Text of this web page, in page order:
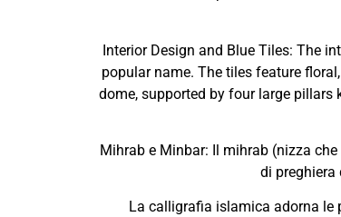
Interior Design and Blue Tiles: The
popular name. The tiles feature
dome, supported by four large
Mihrab e Minbar: Il mihrab (nizza
di preghiera
La calligrafia islamica adorna le